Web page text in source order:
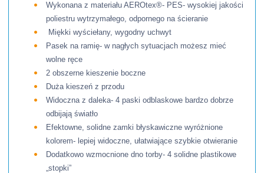
Wykonana z materiału AEROtex®- PES- wysokiej jakości
poliestru wytrzymałego, odpornego na ścieranie
Miękki wyściełany, wygodny uchwyt
Pasek na ramię- w nagłych sytuacjach możesz mieć
wolne ręce
2 obszerne kieszenie boczne
Duża kieszeń z przodu
Widoczna z daleka- 4 paski odblaskowe bardzo dobrze
odbijają światło
Efektowne, solidne zamki błyskawiczne wyróżnione
kolorem- lepiej widoczne, ułatwiające szybkie otwieranie
Dodatkowo wzmocnione dno torby- 4 solidne plastikowe
„stopki”